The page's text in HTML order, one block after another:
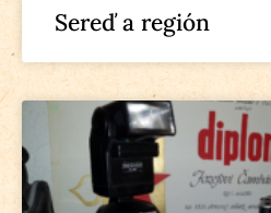
Sereď a región